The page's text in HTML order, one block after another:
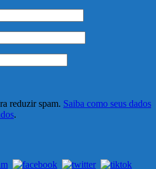
reduzir spam. Saiba como seus dados
.